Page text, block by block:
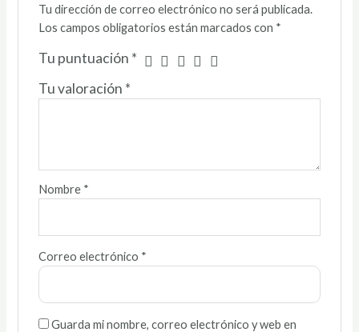
Tu dirección de correo electrónico no será publicada.
Los campos obligatorios están marcados con *
Tu puntuación *
Tu valoración *
Nombre *
Correo electrónico *
Guarda mi nombre, correo electrónico y web en